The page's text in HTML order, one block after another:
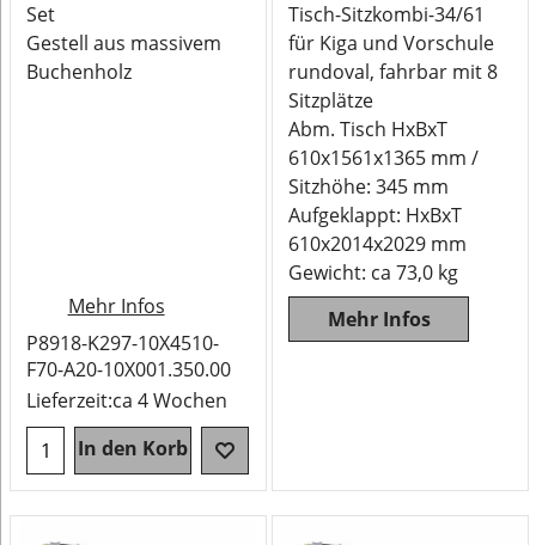
Set
Gestell aus massivem
Buchenholz
Mehr Infos
P8918-K297-10X4510-
F70-A20-10X001.350.00
Lieferzeit:ca 4 Wochen
In den Korb
Tisch-Sitzkombi-34/61
für Kiga und Vorschule
rundoval, fahrbar mit 8
Sitzplätze
Abm. Tisch HxBxT
610x1561x1365 mm /
Sitzhöhe: 345 mm
Aufgeklappt: HxBxT
610x2014x2029 mm
Gewicht: ca 73,0 kg
Mehr Infos